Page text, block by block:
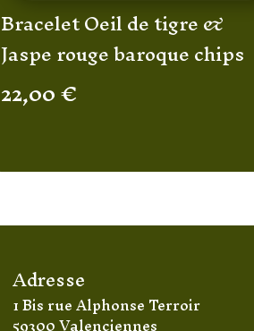
Bracelet Oeil de tigre &
Jaspe rouge baroque chips
22,00€
Adresse
1 Bis rue Alphonse Terroir